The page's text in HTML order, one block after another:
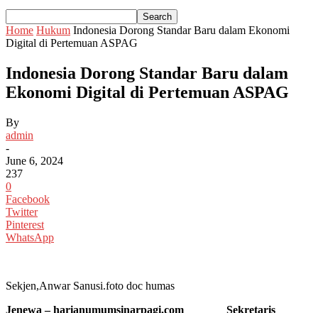
Home Hukum Indonesia Dorong Standar Baru dalam Ekonomi
Digital di Pertemuan ASPAG
Indonesia Dorong Standar Baru dalam
Ekonomi Digital di Pertemuan ASPAG
By
admin
-
June 6, 2024
237
0
Facebook
Twitter
Pinterest
WhatsApp
Sekjen,Anwar Sanusi.foto doc humas
Jenewa – harianumumsinarpagi.com Sekretaris